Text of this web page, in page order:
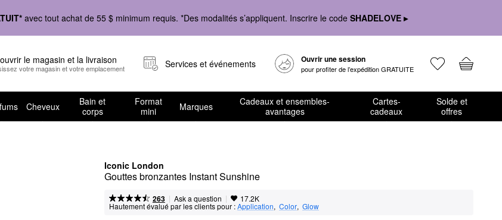
avec tout achat de 55 $ minimum requis. *Des modalités s’appliquent. Inscrire le code SHADELOVE ▸
le magasin et la livraison
votre magasin et votre emplacement Services et événements Ouvrir une session
pour profiter de l’expédition GRATUITE
Cheveux
Bain et
corps
Format
mini
Marques
Cadeaux et ensembles-
avantages
Cartes-
cadeaux
Solde et
offres
Iconic London
Gouttes bronzantes Instant Sunshine
263 | Ask a question | 17.2K
Hautement évalué par les clients pour :Application, Color, Glow